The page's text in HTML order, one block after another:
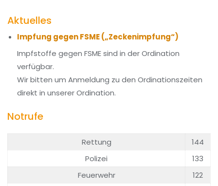
Aktuelles
Impfung gegen FSME („Zeckenimpfung“)
Impfstoffe gegen FSME sind in der Ordination
verfügbar.
Wir bitten um Anmeldung zu den Ordinationszeiten
direkt in unserer Ordination.
Notrufe
Rettung
144
Polizei
133
Feuerwehr
122